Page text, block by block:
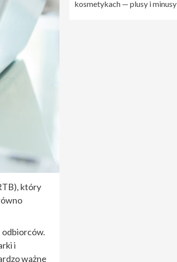
który
odbiorców.
i
ważne
kosmetykach — plusy i minusy